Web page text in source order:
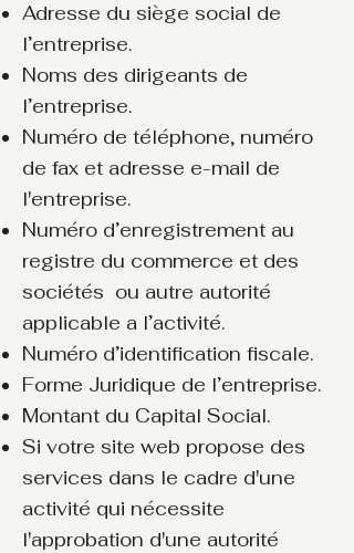
Adresse du siège social de
l’entreprise.
Noms des dirigeants de
l’entreprise.
Numéro de téléphone, numéro
de fax et adresse e-mail de
l'entreprise.
Numéro d’enregistrement au
registre du commerce et des
sociétés ou autre autorité
applicable a l’activité.
Numéro d’identification fiscale.
Forme Juridique de l’entreprise.
Montant du Capital Social.
Si votre site web propose des
services dans le cadre d'une
activité qui nécessite
l'approbation d'une autorité